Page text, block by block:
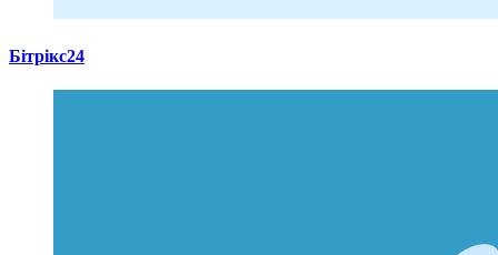
Бітрікс24